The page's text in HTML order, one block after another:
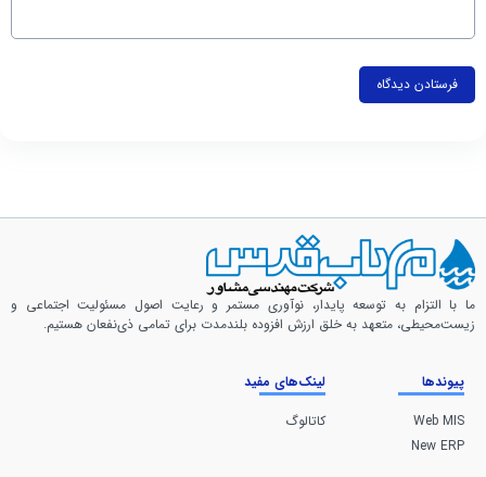
ما با التزام به توسعه پایدار، نوآوری مستمر و رعایت اصول مسئولیت اجتماعی و
زیست‌محیطی، متعهد به خلق ارزش افزوده بلندمدت برای تمامی ذی‌نفعان هستیم.
پیوندها
Web MIS
New ERP
لینک‌های مفید
کاتالوگ